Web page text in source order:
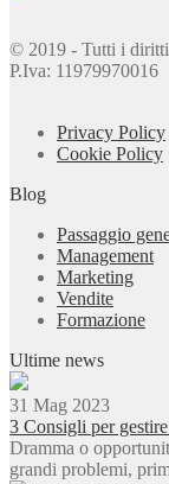
© 2019 - Tutti i
P.Iva: 11979970016
Privacy Policy
Cookie Policy
Blog
Passaggio
Management
Marketing
Vendite
Formazione
Ultime news
31 Mag 2023
3 Consigli per
Dramma o
grandi problemi,